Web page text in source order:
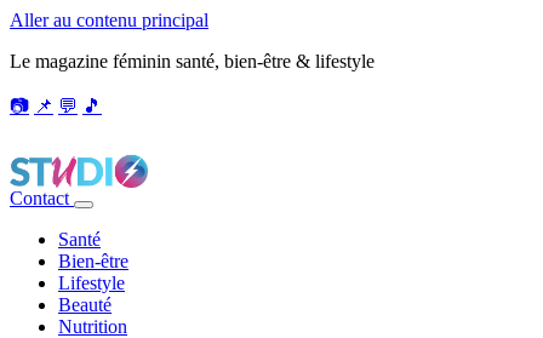
Aller au contenu principal
Le magazine féminin santé, bien-être & lifestyle
📷 📌 💬 🎵
Contact
Santé
Bien-être
Lifestyle
Beauté
Nutrition